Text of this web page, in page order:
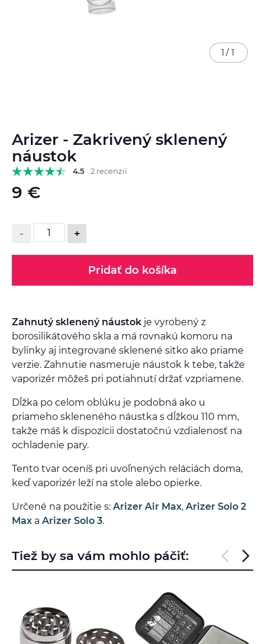
Arizer - Zakrivený sklenený
náustok
4.5 2 recenzií
9 €
- +
Pridať do košíka
Zahnutý sklenený náustok je vyrobený z
borosilikátového skla a má rovnakú komoru na
bylinky aj integrované sklenené sitko ako priame
verzie. Zahnutie nasmeruje náustok k tebe, takže
vaporizér môžeš pri potiahnutí držať vzpriamene.
Dĺžka po celom oblúku je podobná ako u
priameho skleneného náustka s dĺžkou 110 mm,
takže máš k dispozícii dostatočnú vzdialenosť na
ochladenie pary.
Tento tvar oceníš pri uvoľnených reláciách doma,
keď vaporizér leží na stole alebo opierke.
Určené na použitie s: Arizer Air Max, Arizer Solo 2
Max a Arizer Solo 3.
1 / 1
na
začiatok
galérie
obrázkov
Tiež by sa vám mohlo páčiť: